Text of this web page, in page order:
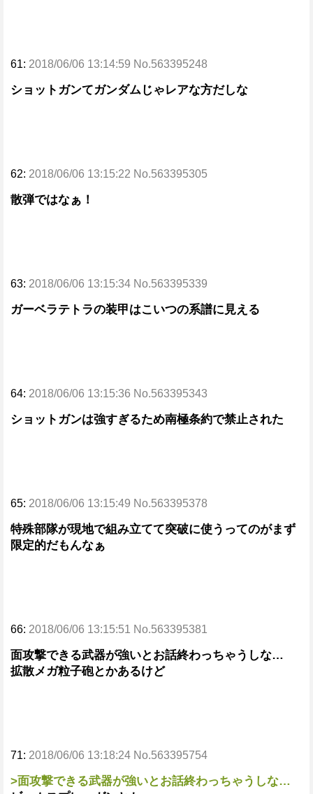
61: 2018/06/06 13:14:59 No.563395248
ショットガンてガンダムじゃレアな方だしな
62: 2018/06/06 13:15:22 No.563395305
散弾ではなぁ！
63: 2018/06/06 13:15:34 No.563395339
ガーベラテトラの装甲はこいつの系譜に見える
64: 2018/06/06 13:15:36 No.563395343
ショットガンは強すぎるため南極条約で禁止された
65: 2018/06/06 13:15:49 No.563395378
特殊部隊が現地で組み立てて突破に使うってのがまず
限定的だもんなぁ
66: 2018/06/06 13:15:51 No.563395381
面攻撃できる武器が強いとお話終わっちゃうしな…
拡散メガ粒子砲とかあるけど
71: 2018/06/06 13:18:24 No.563395754
>面攻撃できる武器が強いとお話終わっちゃうしな…